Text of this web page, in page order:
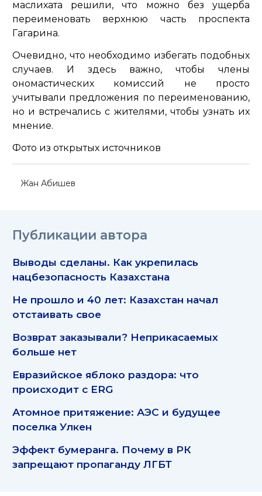
маслихата решили, что можно без ущерба
переименовать верхнюю часть проспекта
Гагарина.
Очевидно, что необходимо избегать подобных
случаев. И здесь важно, чтобы члены
ономастических комиссий не просто
учитывали предложения по переименованию,
но и встречались с жителями, чтобы узнать их
мнение.
Фото из открытых источников
Жан Абишев
Публикации автора
Выводы сделаны. Как укрепилась
нацбезопасность Казахстана
Не прошло и 40 лет: Казахстан начал
отстаивать свое
Возврат заказывали? Неприкасаемых
больше нет
Евразийское яблоко раздора: что
происходит с ERG
Атомное притяжение: АЭС и будущее
поселка Улкен
Эффект бумеранга. Почему в РК
запрещают пропаганду ЛГБТ